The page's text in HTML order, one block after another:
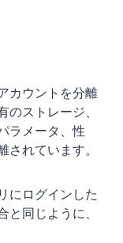
カウントを分離
ストレージ、
ラメータ、性
れています。
にログインした
同じように、